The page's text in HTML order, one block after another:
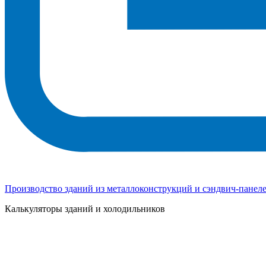
Производство зданий из металлоконструкций и сэндвич-
Калькуляторы зданий и холодильников